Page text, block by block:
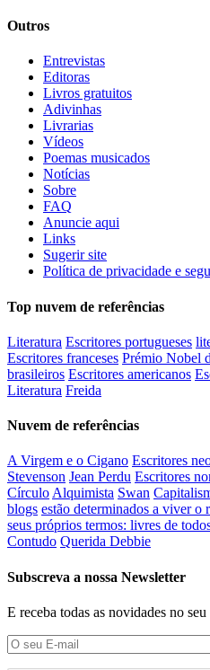
Outros
Entrevistas
Editoras
Livros gratuitos
Adivinhas
Livrarias
Vídeos
Poemas musicados
Notícias
Sobre
FAQ
Anuncie aqui
Links
Sugerir site
Política de privacidade e
Top nuvem de referências
Literatura Escritores portugueses
Escritores franceses Prémio Nobel
brasileiros Escritores americanos
Literatura Freida
Nuvem de referências
A Virgem e o Cigano Escritores
Stevenson Jean Perdu Escritores
CírculoAlquimista Swan
blogs estão determinados a viver o
seus próprios termos: livres de
Contudo Querida Debbie
Subscreva a nossa Newsletter
E receba todas as novidades no